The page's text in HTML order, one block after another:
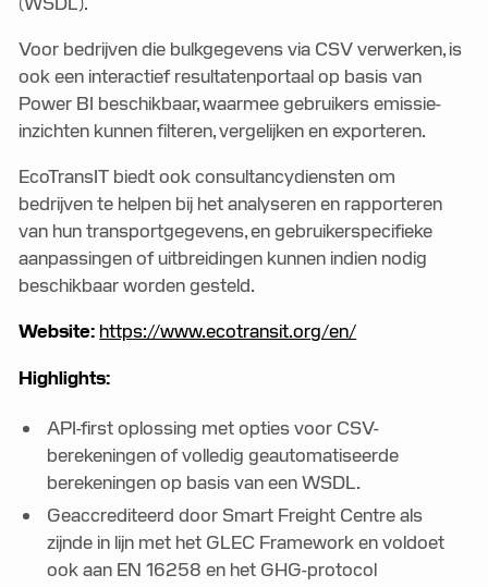
Voor bedrijven die bulkgegevens via CSV verwerken, is
ook een interactief resultatenportaal op basis van
Power BI beschikbaar, waarmee gebruikers emissie-
inzichten kunnen filteren, vergelijken en exporteren.
EcoTransIT biedt ook consultancydiensten om
bedrijven te helpen bij het analyseren en rapporteren
van hun transportgegevens, en gebruikerspecifieke
aanpassingen of uitbreidingen kunnen indien nodig
beschikbaar worden gesteld.
Website: https://www.ecotransit.org/en/
Highlights:
API-first oplossing met opties voor CSV-
berekeningen of volledig geautomatiseerde
berekeningen op basis van een WSDL.
Geaccrediteerd door Smart Freight Centre als
zijnde in lijn met het GLEC Framework en voldoet
ook aan EN 16258 en het GHG-protocol